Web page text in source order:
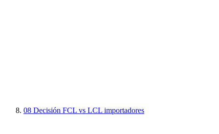
08 Decisión FCL vs LCL importadores